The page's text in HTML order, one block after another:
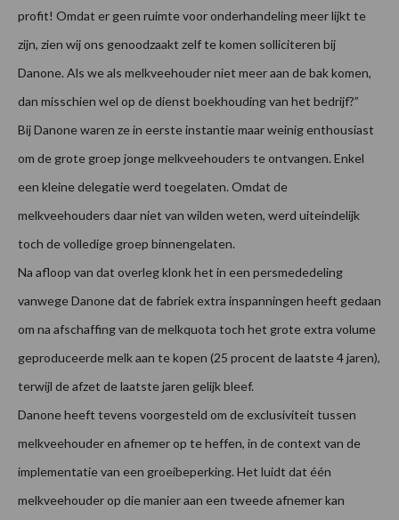
profit! Omdat er geen ruimte voor onderhandeling meer lijkt te
zijn, zien wij ons genoodzaakt zelf te komen solliciteren bij
Danone. Als we als melkveehouder niet meer aan de bak komen,
dan misschien wel op de dienst boekhouding van het bedrijf?”
Bij Danone waren ze in eerste instantie maar weinig enthousiast
om de grote groep jonge melkveehouders te ontvangen. Enkel
een kleine delegatie werd toegelaten. Omdat de
melkveehouders daar niet van wilden weten, werd uiteindelijk
toch de volledige groep binnengelaten.
Na afloop van dat overleg klonk het in een persmededeling
vanwege Danone dat de fabriek extra inspanningen heeft gedaan
om na afschaffing van de melkquota toch het grote extra volume
geproduceerde melk aan te kopen (25 procent de laatste 4 jaren),
terwijl de afzet de laatste jaren gelijk bleef.
Danone heeft tevens voorgesteld om de exclusiviteit tussen
melkveehouder en afnemer op te heffen, in de context van de
implementatie van een groeibeperking. Het luidt dat één
melkveehouder op die manier aan een tweede afnemer kan